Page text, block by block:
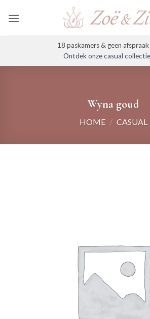
naar
18 paskamers & geen
Ontdek onze casual
Wyna goud
HOME / CASUAL